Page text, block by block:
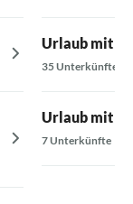
Urlaub mit
35 Unterkünfte
Urlaub mit
7 Unterkünfte